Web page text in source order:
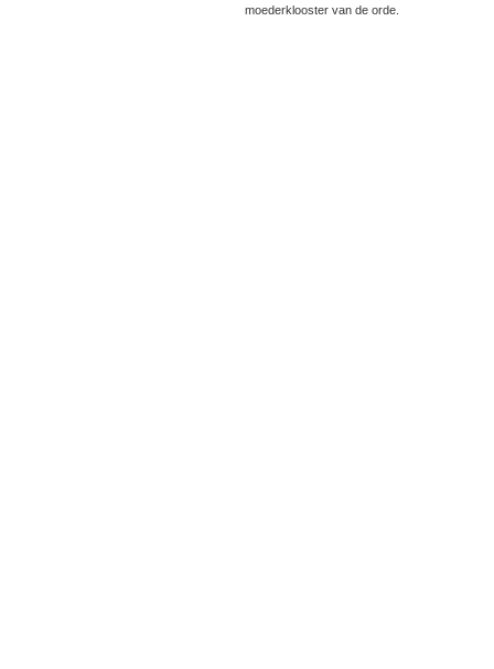
moederklooster van de orde.